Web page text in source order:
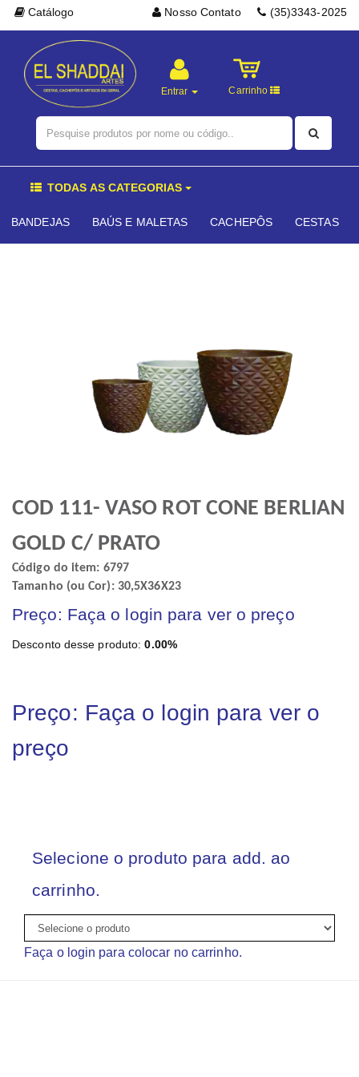
Nosso Contato (35)3343-2025
Catálogo
Entrar Carrinho
TODAS AS CATEGORIAS
BANDEJAS BAÚS E MALETAS CACHEPÔS CESTAS
COD 111- VASO ROT CONE BERLIAN
GOLD C/ PRATO
Código do item: 6797
Tamanho (ou Cor): 30,5X36X23
Preço: Faça o login para ver o preço
Desconto desse produto:0.00%
Preço: Faça o login para ver o
preço
Selecione o produto para add. ao
carrinho.
Faça o login para colocar no carrinho.